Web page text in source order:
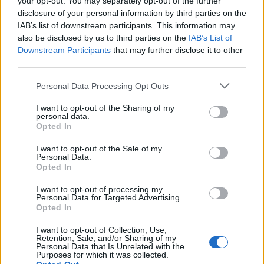
disclosure of your personal information by third parties on the
IAB’s list of downstream participants. This information may
also be disclosed by us to third parties on the IAB’s List of
Downstream Participants that may further disclose it to other
Personal Data Processing Opt Outs
I want to opt-out of the Sharing of my
personal data.
Opted In
I want to opt-out of the Sale of my
Personal Data.
Opted In
I want to opt-out of processing my
Personal Data for Targeted Advertising.
Opted In
I want to opt-out of Collection, Use,
Retention, Sale, and/or Sharing of my
Personal Data that Is Unrelated with the
Purposes for which it was collected.
Δείτε επίσης
Βιβλίο
Marjane Satrapi: «Δεν θεωρώ τον εαυτό μου
επαναστάτρια. Λέω απλώς αυτό που